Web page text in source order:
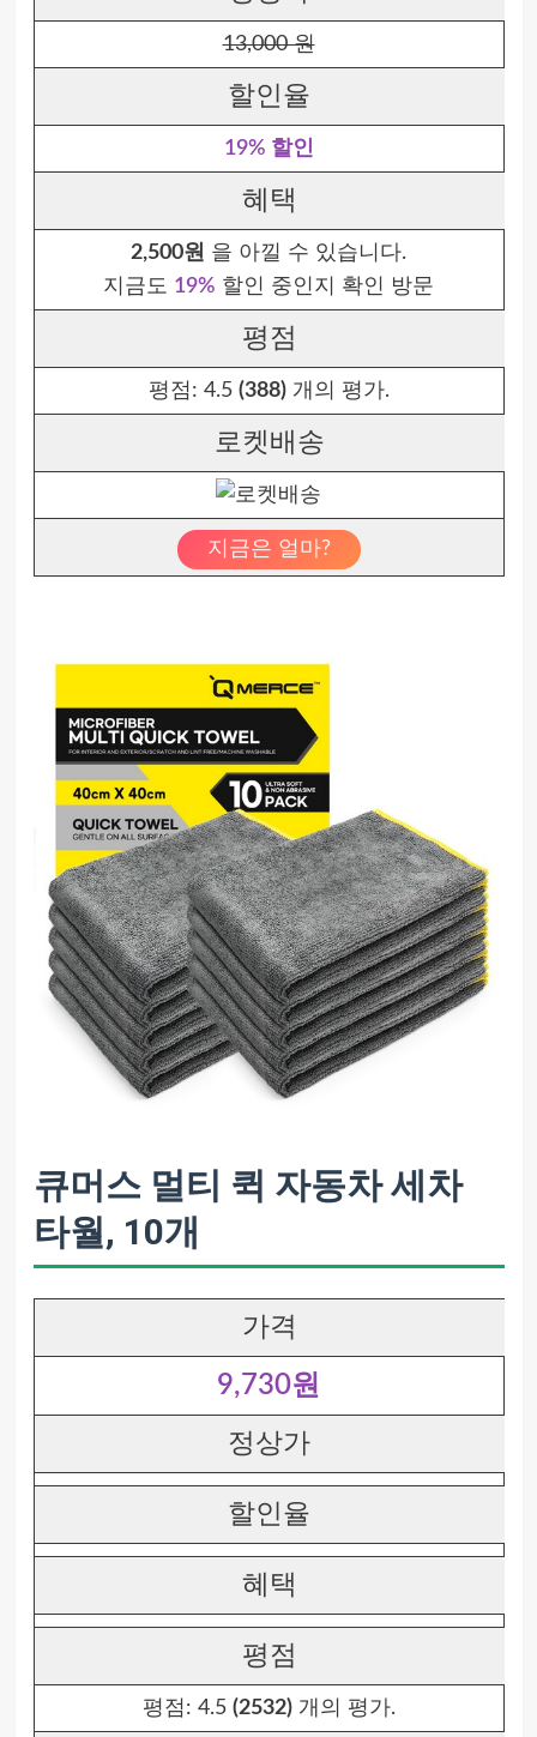
13,000 원
할인율
19% 할인
혜택
2,500원 을 아낄 수 있습니다.
지금도 19% 할인 중인지 확인 방문
평점
평점: 4.5 (388)개의 평가.
로켓배송
지금은 얼마?
큐머스 멀티 퀵 자동차 세차
타월, 10개
가격
9,730원
정상가
할인율
혜택
평점
평점: 4.5 (2532)개의 평가.